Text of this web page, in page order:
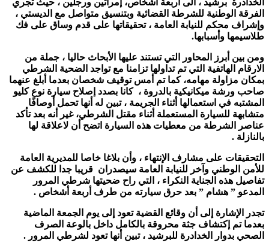
الخدادرة برشيد ، الى أربعة أشخاص، إمرأتين ورجلين ، حيث تجري
الفرقة الوطنية للشرطة القضائية وبتنسيق متواصل مع الديستي ،
وإشراف محكم للنيابة العامة ، تحقيقاتها على قدم وساق على فك
طلاسيمها وأسبابها.
ومن بين أبرز المحاور التي تستند عليها الأبحاث حاليا ، جملة من
الارقام الهاتفية التي تم تداولها تزامنا مع تواجد الضحية الشرطي
بمكان مزاولة مهامه، كما تم أمس توقيف شخصان بعدما أبلغ عنهما
صاحب ورشة ميكانيكية بالدروة ، كانا بصدد إصلاح سيارة نوع كليو
المشتبه في استعمالها أثناء الجريمة ، تبين له أنها تحمل أوصافًا
متشابهة للسيارة المستعملة أثناء مقتل الشرطي، غير أنه بعد تأكد
عناصر الشرطة من معطيات هذه السيارة اتضح أن لاعلاقة لها
بالنازلة .
التحقيقات على مشارف الإنتهاء ، وأن بلاغا خاصا للمديرية العامة
للأمن الوطني وآخر للنيابة العامة سيصدران قريبا جدا للكشف عن
تفاصيل هذه الجناية النكراء ، التي راح ضحيتها شرطي المرور
المدعو ” هشام ” بعد حرق سيارته من طرف أربعة أشخاص .
تجدر الإشارة إلى أن وقائع القضية تعود إلى يوم الجمعة الماضية
بعدما تم إكتشاف جثة محروقة بالكامل داخل بالوعة الصرف
الصحي بدوار الخدادرة للبرشيد ، تبين أنها تعود لشرطي المرور .